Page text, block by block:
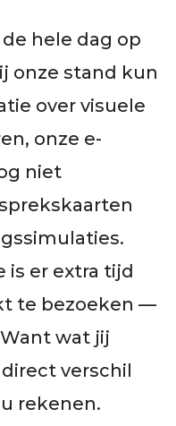
hele dag op
onze stand kun
over visuele
onze e-
niet
is er extra tijd
te bezoeken —
wat jij
verschil
rekenen.